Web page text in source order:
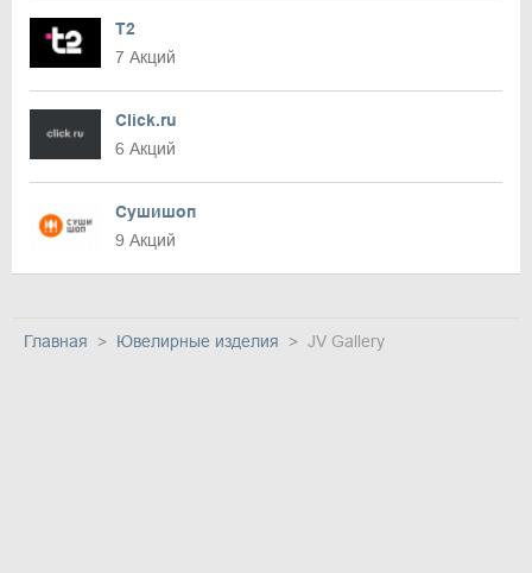
T2
7 Акций
Click.ru
6 Акций
Сушишоп
9 Акций
Главная Ювелирные изделия JV Gallery